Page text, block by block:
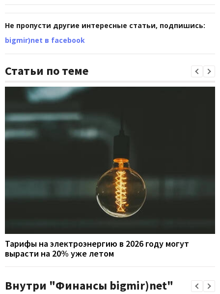
Не пропусти другие интересные статьи, подпишись:
bigmir)net в facebook
Статьи по теме
Тарифы на электроэнергию в 2026 году могут
вырасти на 20% уже летом
Внутри "Финансы bigmir)net"